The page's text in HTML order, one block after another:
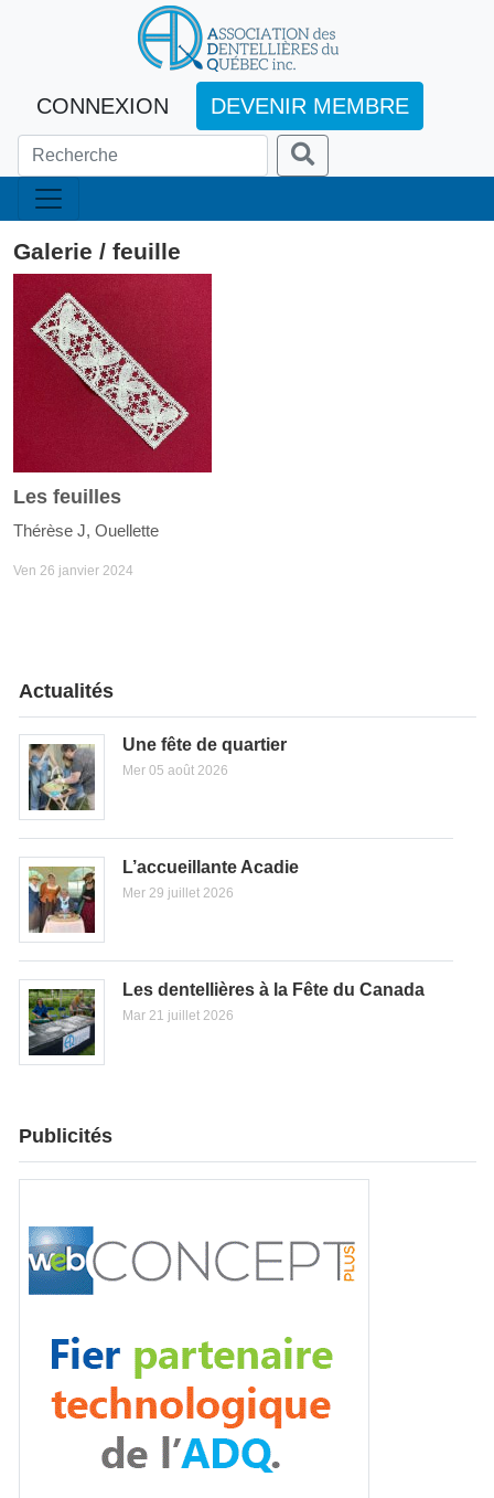
CONNEXION DEVENIR MEMBRE
Galerie / feuille
Les feuilles
Thérèse J, Ouellette
Ven 26 janvier 2024
Actualités
Une fête de quartier
Mer 05 août 2026
L’accueillante Acadie
Mer 29 juillet 2026
Les dentellières à la Fête du Canada
Mar 21 juillet 2026
Publicités